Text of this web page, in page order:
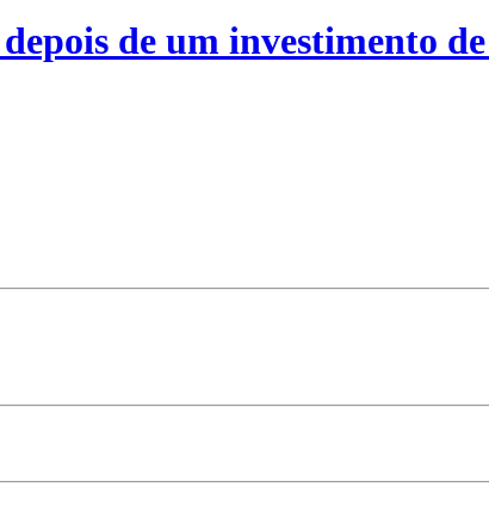
de um investimento